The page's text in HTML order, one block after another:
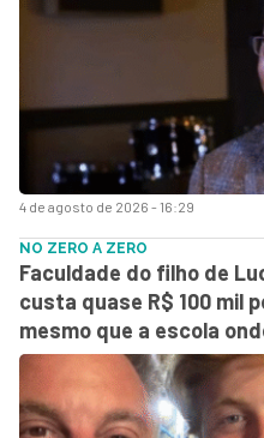
4 de agosto de 2026 - 16:29
NO ZERO A ZERO
Faculdade do filho de
custa quase R$ 100 mil
mesmo que a escola